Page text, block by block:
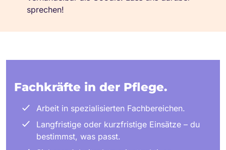
sprechen!
Fachkräfte in der Pflege.
Arbeit in spezialisierten Fachbereichen.
Langfristige oder kurzfristige Einsätze – du
bestimmst, was passt.